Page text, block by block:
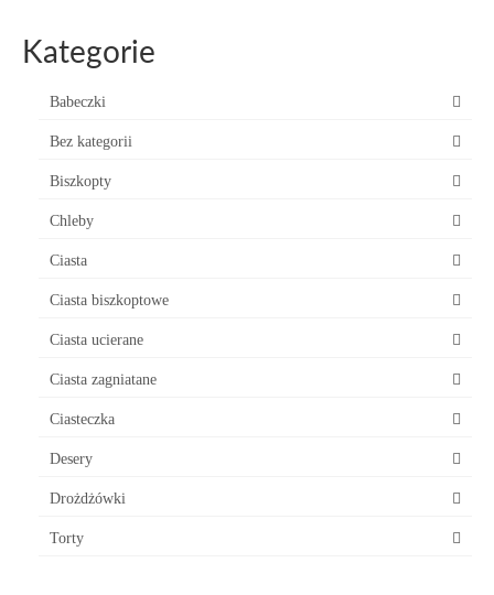
Kategorie
Babeczki
Bez kategorii
Biszkopty
Chleby
Ciasta
Ciasta biszkoptowe
Ciasta ucierane
Ciasta zagniatane
Ciasteczka
Desery
Drożdżówki
Torty